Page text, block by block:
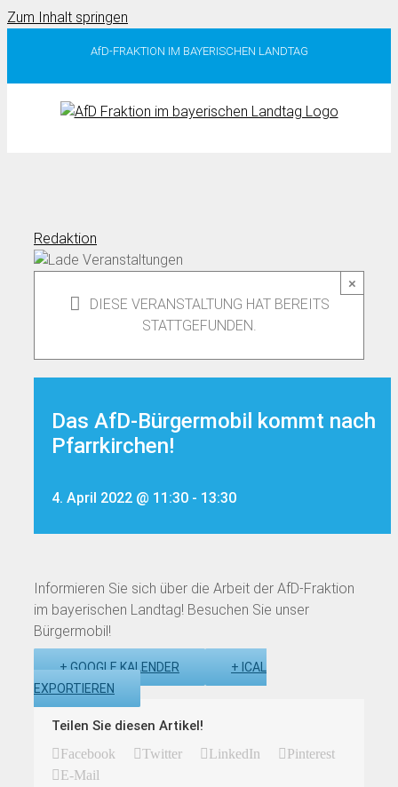
Zum Inhalt springen
AfD-FRAKTION IM BAYERISCHEN LANDTAG
Redaktion
×
DIESE VERANSTALTUNG HAT BEREITS
STATTGEFUNDEN.
Das AfD-Bürgermobil kommt nach
Pfarrkirchen!
4. April 2022 @ 11:30 - 13:30
Informieren Sie sich über die Arbeit der AfD-Fraktion
im bayerischen Landtag! Besuchen Sie unser
Bürgermobil!
+ GOOGLE KALENDER
+ ICAL
EXPORTIEREN
Teilen Sie diesen Artikel!
Facebook Twitter LinkedIn
Pinterest
E-Mail